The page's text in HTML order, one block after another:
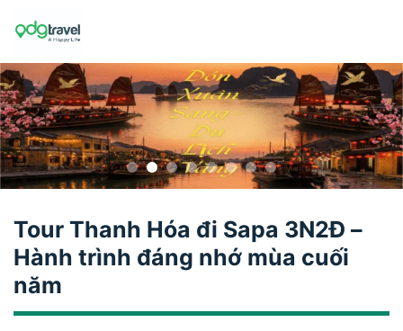
Tour Thanh Hóa đi Sapa 3N2Đ –
Hành trình đáng nhớ mùa cuối
năm